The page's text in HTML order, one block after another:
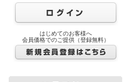
はじめてのお客様へ
会員価格でのご提供（登録無料）